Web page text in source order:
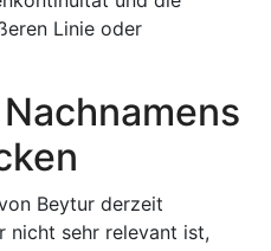
Linie oder
Beytur derzeit
nicht sehr relevant ist,